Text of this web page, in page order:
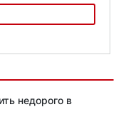
недорого в